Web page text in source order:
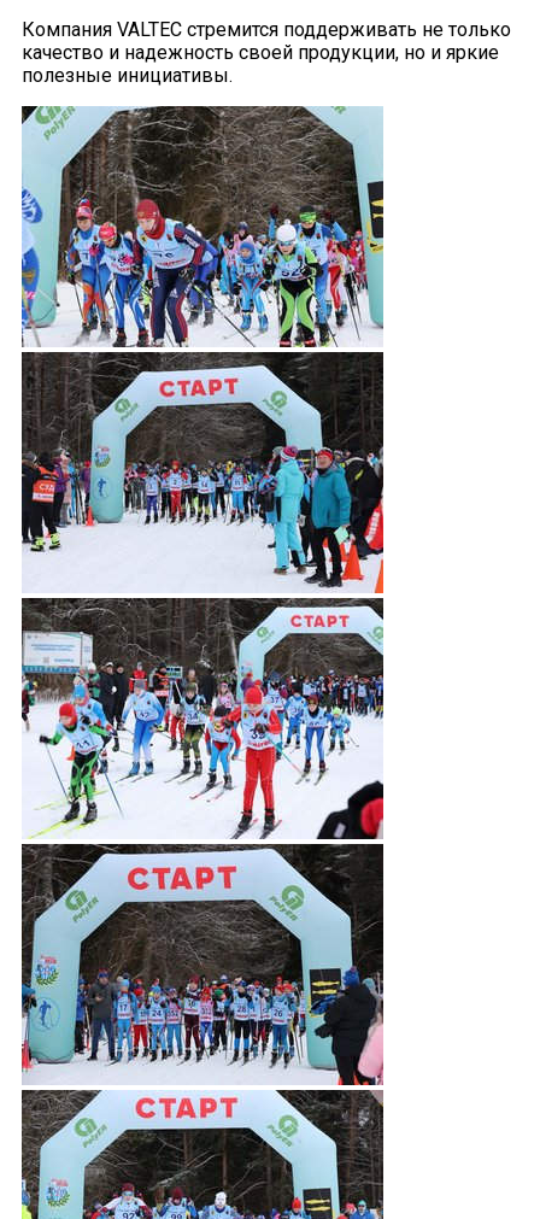
Компания VALTEC стремится поддерживать не только
качество и надежность своей продукции, но и яркие
полезные инициативы.